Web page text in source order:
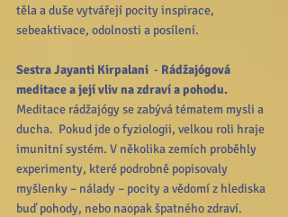
těla a duše vytvářejí pocity inspirace,
sebeaktivace, odolnosti a posílení.
Sestra Jayanti Kirpalani
  -
Rádžajógová
meditace a její vliv na zdraví a pohodu.
Meditace rádžajógy se zabývá tématem mysli a
ducha.  Pokud jde o fyziologii, velkou roli hraje
imunitní systém. V několika zemích proběhly
experimenty, které podrobně popisovaly
myšlenky – nálady – pocity a vědomí z hlediska
buď pohody, nebo naopak špatného zdraví.